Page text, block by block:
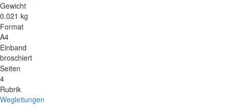
Gewicht
0.021 kg
Format
A4
Einband
broschiert
Seiten
4
Rubrik
Wegleitungen